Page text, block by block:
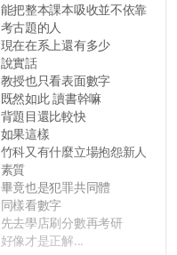
能把整本課本吸收並不依靠
考古題的人
現在在系上還有多少
說實話
教授也只看表面數字
既然如此 讀書幹嘛
背題目還比較快
如果這樣
竹科又有什麼立場抱怨新人
素質
畢竟也是犯罪共同體
同樣看數字
先去學店刷分數再考研
好像才是正解...